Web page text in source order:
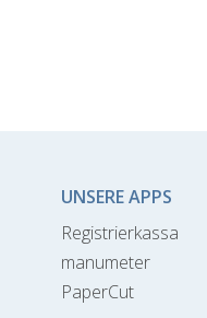
UNSERE APPS
Registrierkassa
manumeter
PaperCut